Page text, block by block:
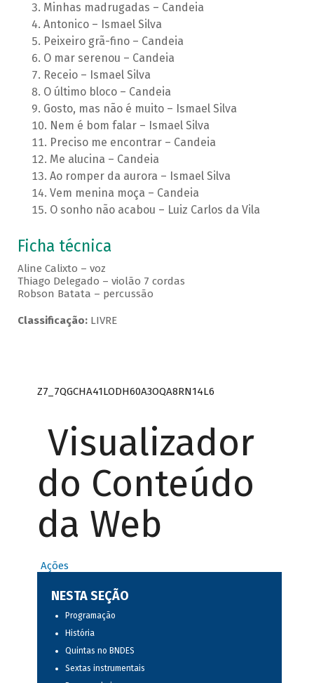
Minhas madrugadas – Candeia
Antonico – Ismael Silva
Peixeiro grã-fino – Candeia
O mar serenou – Candeia
Receio – Ismael Silva
O último bloco – Candeia
Gosto, mas não é muito – Ismael Silva
Nem é bom falar – Ismael Silva
Preciso me encontrar – Candeia
Me alucina – Candeia
Ao romper da aurora – Ismael Silva
Vem menina moça – Candeia
O sonho não acabou – Luiz Carlos da Vila
Ficha técnica
Aline Calixto – voz
Thiago Delegado – violão 7 cordas
Robson Batata – percussão
Classificação:LIVRE
Z7_7QGCHA41LODH60A3OQA8RN14L6
Visualizador
do Conteúdo
da Web
Ações
NESTA SEÇÃO
Programação
História
Quintas no BNDES
Sextas instrumentais